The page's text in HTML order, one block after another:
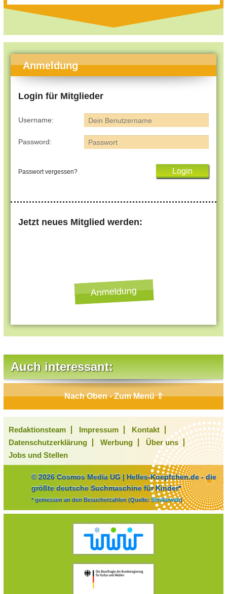
Anmeldung
Login für Mitglieder
Username:
Password:
Passwort vergessen?
Jetzt neues Mitglied werden:
Anmeldung
Auch interessant:
Nach Oben - Zum Menü ⇧
Redaktionsteam Impressum
Kontakt
Datenschutzerklärung
Werbung
Über uns
Jobs und Stellen
© 2026 Cosmos Media UG | Helles-Koepfchen.de - die
größte deutsche Suchmaschine für Kinder*
* gemessen an den Besucherzahlen (Quelle: Similarweb)